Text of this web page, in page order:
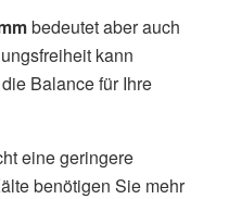
bedeutet aber auch
kann
Balance für Ihre
eine geringere
benötigen Sie mehr